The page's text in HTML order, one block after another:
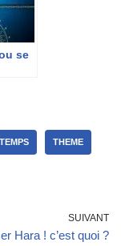
se
TEMPS THEME
SUIVANT
Hara ! c’est quoi ?